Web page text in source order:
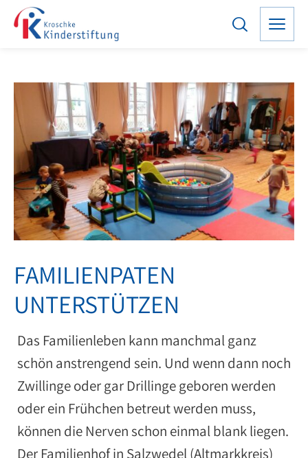
FAMILIENPATEN
UNTERSTÜTZEN
Das Familienleben kann manchmal ganz
schön anstrengend sein. Und wenn dann noch
Zwillinge oder gar Drillinge geboren werden
oder ein Frühchen betreut werden muss,
können die Nerven schon einmal blank liegen.
Der Familienhof in Salzwedel (Altmarkkreis)